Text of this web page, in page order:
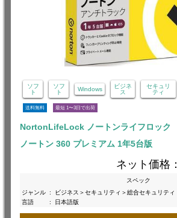
ソフ
ト
ソフ
ト
Windows
ビジネ
ス
セキュリ
ティ
送料無料 最短 1〜3日で出荷
NortonLifeLock ノートンライフロック
ノートン 360 プレミアム 1年5台版
ネット価格：
スペック
ジャンル :
ビジネス＞セキュリティ＞総合セキュリティ
言語
: 日本語版